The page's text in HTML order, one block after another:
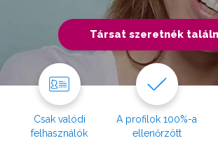
Társat szeretnék
Csak valódi
felhasználók
A profilok 100%-a
ellenőrzött